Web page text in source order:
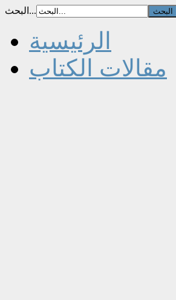
البحث...
الرئيسية
مقالات الكتاب